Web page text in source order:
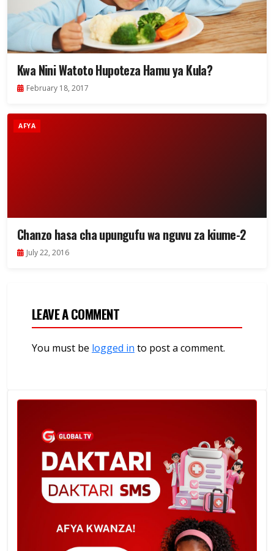
Kwa Nini Watoto Hupoteza Hamu ya Kula?
February 18, 2017
AFYA
Chanzo hasa cha upungufu wa nguvu za kiume-2
July 22, 2016
LEAVE A COMMENT
You must be logged in to post a comment.